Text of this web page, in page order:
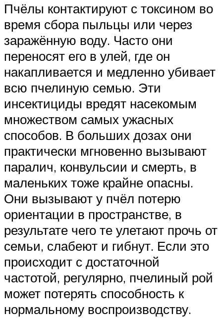
Пчёлы контактируют с токсином во
время сбора пыльцы или через
заражённую воду. Часто они
переносят его в улей, где он
накапливается и медленно убивает
всю пчелиную семью. Эти
инсектициды вредят насекомым
множеством самых ужасных
способов. В больших дозах они
практически мгновенно вызывают
паралич, конвульсии и смерть, в
маленьких тоже крайне опасны.
Они вызывают у пчёл потерю
ориентации в пространстве, в
результате чего те улетают прочь от
семьи, слабеют и гибнут. Если это
происходит с достаточной
частотой, регулярно, пчелиный рой
может потерять способность к
нормальному воспроизводству.